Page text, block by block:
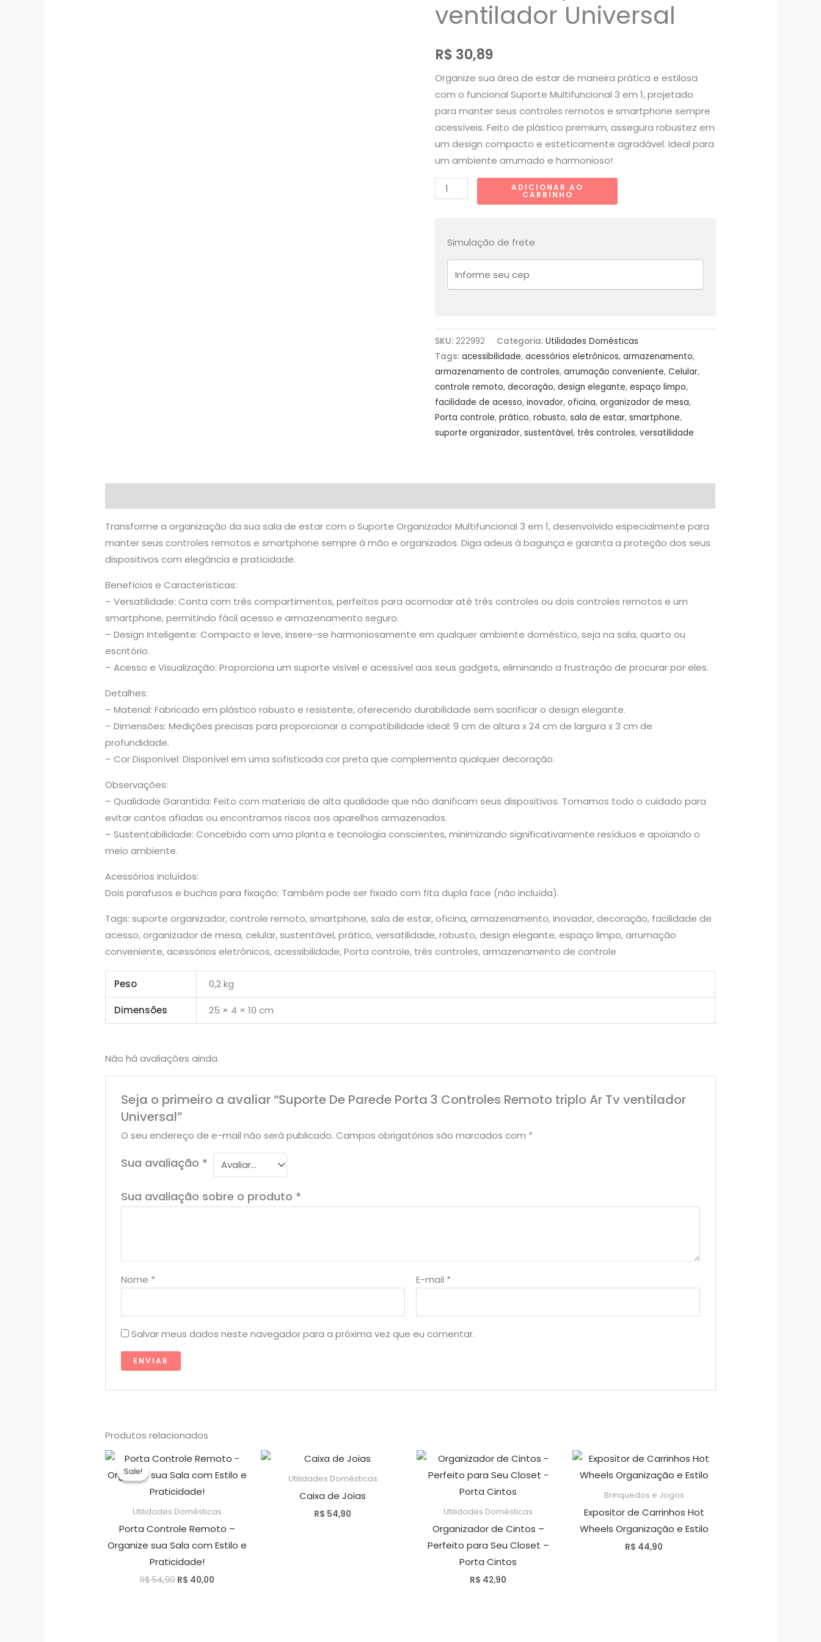
ventilador Universal
R$ 30,89
Organize sua área de estar de maneira prática e estilosa
com o funcional Suporte Multifuncional 3 em 1, projetado
para manter seus controles remotos e smartphone sempre
acessíveis. Feito de plástico premium, assegura robustez em
um design compacto e esteticamente agradável. Ideal para
um ambiente arrumado e harmonioso!
Suporte
De
Controles
Remoto
ventilador
Universal
quantidade
ADICIONAR AO
CARRINHO
Simulação de frete
SKU: 222992 Categoria: Utilidades Domésticas
Tags: acessibilidade, acessórios eletrônicos, armazenamento,
armazenamento de controles, arrumação conveniente, Celular,
controle remoto, decoração, design elegante, espaço limpo,
facilidade de acesso, inovador, oficina, organizador de mesa,
Porta controle, prático, robusto, sala de estar, smartphone,
suporte organizador, sustentável, três controles, versatilidade
Transforme a organização da sua sala de estar com o Suporte Organizador Multifuncional 3 em 1, desenvolvido especialmente para
manter seus controles remotos e smartphone sempre à mão e organizados. Diga adeus à bagunça e garanta a proteção dos seus
dispositivos com elegância e praticidade.
Benefícios e Características:
– Versatilidade: Conta com três compartimentos, perfeitos para acomodar até três controles ou dois controles remotos e um
smartphone, permitindo fácil acesso e armazenamento seguro.
– Design Inteligente: Compacto e leve, insere-se harmoniosamente em qualquer ambiente doméstico, seja na sala, quarto ou
escritório.
– Acesso e Visualização: Proporciona um suporte visível e acessível aos seus gadgets, eliminando a frustração de procurar por eles.
Detalhes:
– Material: Fabricado em plástico robusto e resistente, oferecendo durabilidade sem sacrificar o design elegante.
– Dimensões: Medições precisas para proporcionar a compatibilidade ideal: 9 cm de altura x 24 cm de largura x 3 cm de
profundidade.
– Cor Disponível: Disponível em uma sofisticada cor preta que complementa qualquer decoração.
Observações:
– Qualidade Garantida: Feito com materiais de alta qualidade que não danificam seus dispositivos. Tomamos todo o cuidado para
evitar cantos afiadas ou encontramos riscos aos aparelhos armazenados.
– Sustentabilidade: Concebido com uma planta e tecnologia conscientes, minimizando significativamente resíduos e apoiando o
meio ambiente.
Acessórios incluídos:
Dois parafusos e buchas para fixação; Também pode ser fixado com fita dupla face (não incluída).
Tags: suporte organizador, controle remoto, smartphone, sala de estar, oficina, armazenamento, inovador, decoração, facilidade de
acesso, organizador de mesa, celular, sustentável, prático, versatilidade, robusto, design elegante, espaço limpo, arrumação
conveniente, acessórios eletrônicos, acessibilidade, Porta controle, três controles, armazenamento de controle
Peso 0,2 kg
Dimensões 25 × 4 × 10 cm
Não há avaliações ainda.
Seja o primeiro a avaliar “Suporte De Parede Porta 3 Controles Remoto triplo Ar Tv ventilador
Universal”
O seu endereço de e-mail não será publicado. Campos obrigatórios são marcados com *
Sua avaliação *
Sua avaliação sobre o produto *
Nome * E-mail *
Salvar meus dados neste navegador para a próxima vez que eu comentar.
Produtos relacionados
Sale!
Sale!
Utilidades Domésticas
Porta Controle Remoto –
Organize sua Sala com Estilo e
Praticidade!
R$54,90 O
R$ 40,00O
Utilidades Domésticas
Caixa de Joias
R$ 54,90 Utilidades Domésticas
Organizador de Cintos –
Perfeito para Seu Closet –
Porta Cintos
R$ 42,90
Brinquedos e Jogos
Expositor de Carrinhos Hot
Wheels Organização e Estilo
R$ 44,90